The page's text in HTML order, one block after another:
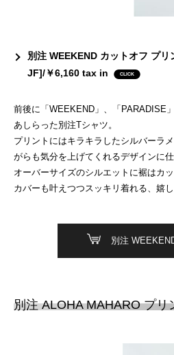
別注 WEEKEND カットオフ プ
JF]/￥6,160 tax in
前後に「WEEKEND」、「PARADISE
あしらった別注Tシャツ。
プリントにはキラキラしたシルバーラ
がらも気分を上げてくれるデザインに仕
オーバーサイズのシルエットに裾はカ
カバーも叶えつつスッキリ着れる、嬉し
別注
別注 ALOHA MAHARO プリ